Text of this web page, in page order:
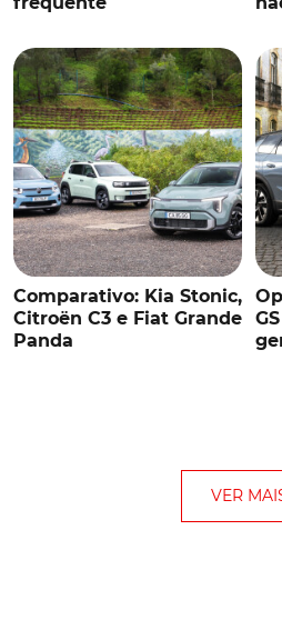
Comparativo: Kia Stonic,
Citroën C3 e Fiat Grande
Panda
VER